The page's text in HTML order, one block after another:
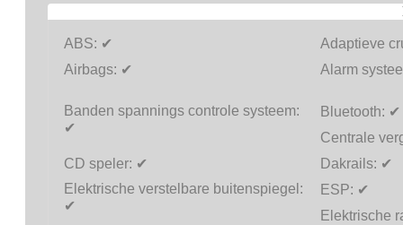
ABS: ✔
Adaptieve
Airbags: ✔ Alarm
Banden spannings controle systeem:
✔
Bluetooth: ✔
Centrale
CD speler: ✔ Dakrails: ✔
Elektrische verstelbare buitenspiegel:
✔
ESP: ✔
Elektrische